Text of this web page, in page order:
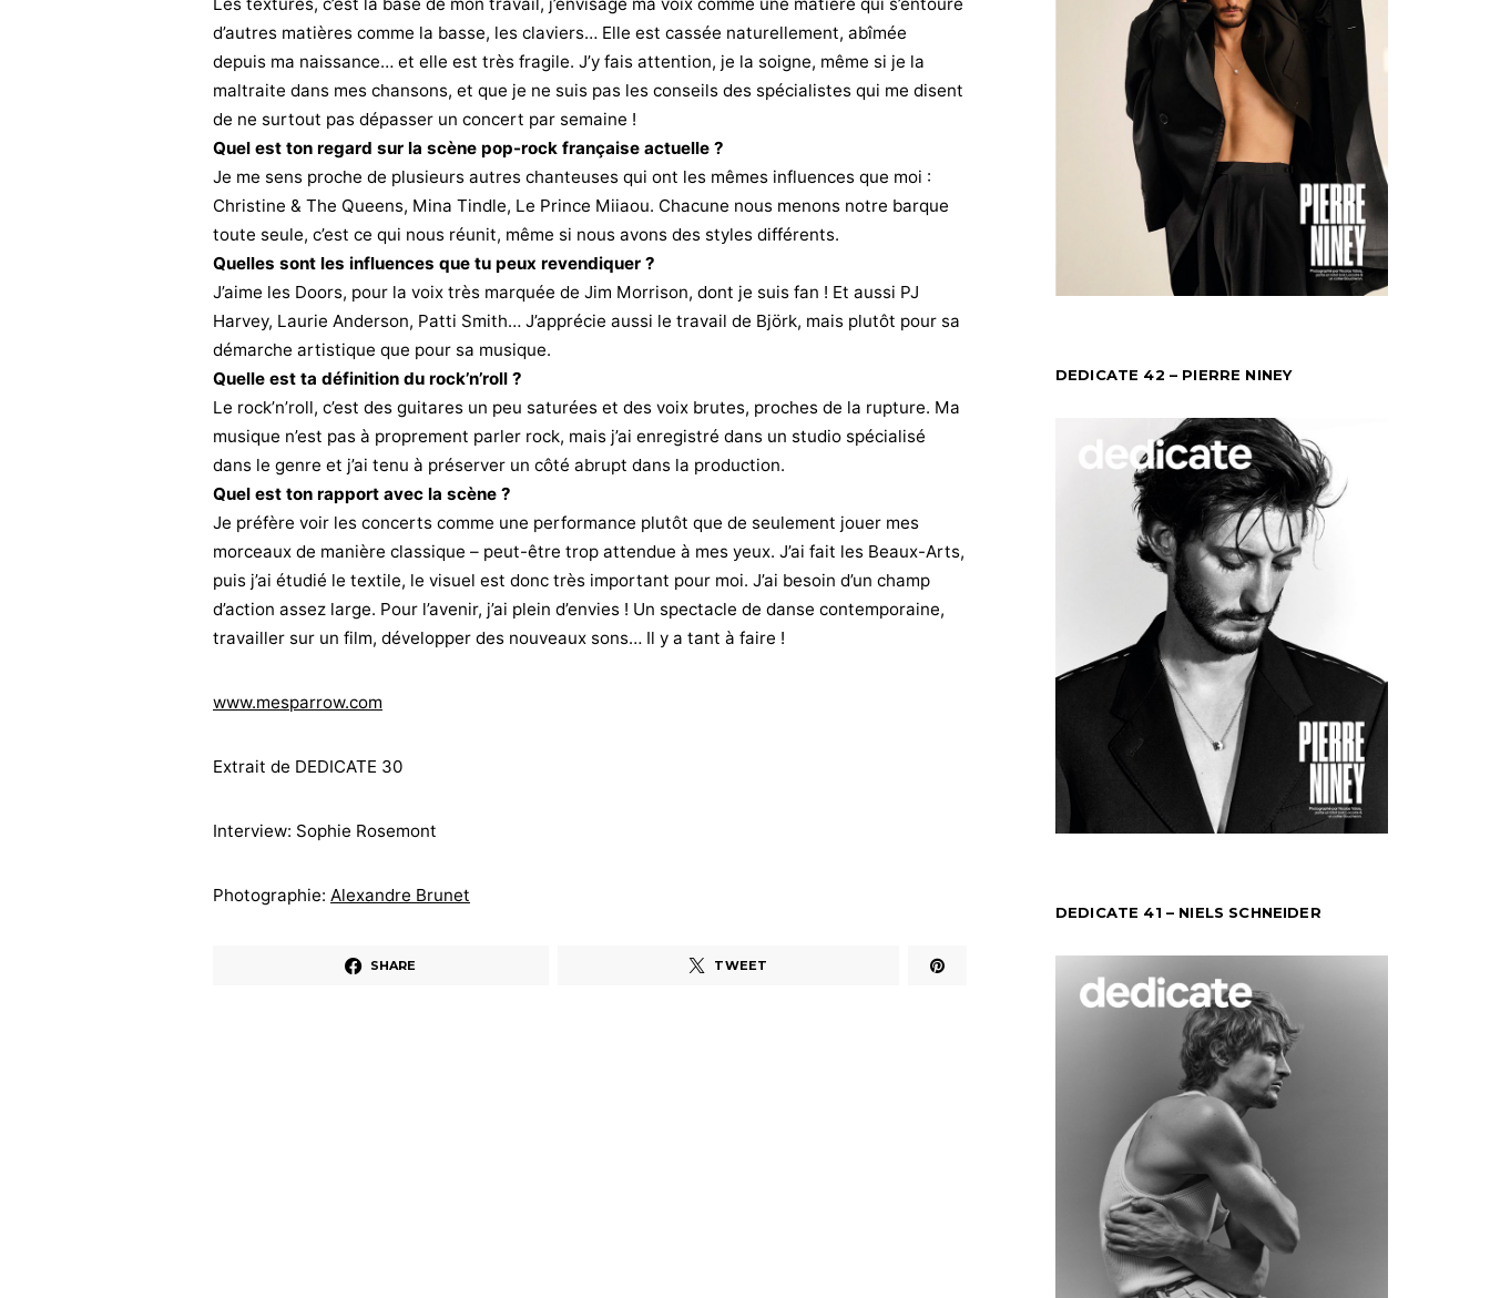
d’autres matières comme la basse, les claviers… Elle est cassée naturellement, abîmée
depuis ma naissance… et elle est très fragile. J’y fais attention, je la soigne, même si je la
maltraite dans mes chansons, et que je ne suis pas les conseils des spécialistes qui me disent
de ne surtout pas dépasser un concert par semaine !
Quel est ton regard sur la scène pop-rock française actuelle ?
Je me sens proche de plusieurs autres chanteuses qui ont les mêmes influences que moi :
Christine & The Queens, Mina Tindle, Le Prince Miiaou. Chacune nous menons notre barque
toute seule, c’est ce qui nous réunit, même si nous avons des styles différents.
Quelles sont les influences que tu peux revendiquer ?
J’aime les Doors, pour la voix très marquée de Jim Morrison, dont je suis fan ! Et aussi PJ
Harvey, Laurie Anderson, Patti Smith… J’apprécie aussi le travail de Björk, mais plutôt pour sa
démarche artistique que pour sa musique.
Quelle est ta définition du rock’n’roll ?
Le rock’n’roll, c’est des guitares un peu saturées et des voix brutes, proches de la rupture. Ma
musique n’est pas à proprement parler rock, mais j’ai enregistré dans un studio spécialisé
dans le genre et j’ai tenu à préserver un côté abrupt dans la production.
Quel est ton rapport avec la scène ?
Je préfère voir les concerts comme une performance plutôt que de seulement jouer mes
morceaux de manière classique – peut-être trop attendue à mes yeux. J’ai fait les Beaux-Arts,
puis j’ai étudié le textile, le visuel est donc très important pour moi. J’ai besoin d’un champ
d’action assez large. Pour l’avenir, j’ai plein d’envies ! Un spectacle de danse contemporaine,
travailler sur un film, développer des nouveaux sons… Il y a tant à faire !
www.mesparrow.com
Extrait de DEDICATE 30
Interview: Sophie Rosemont
Photographie: Alexandre Brunet
SHARE TWEET
DEDICATE 42 – PIERRE NINEY
DEDICATE 41 – NIELS SCHNEIDER